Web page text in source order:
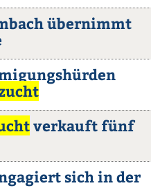
übernimmt
verkauft fünf
sich in der